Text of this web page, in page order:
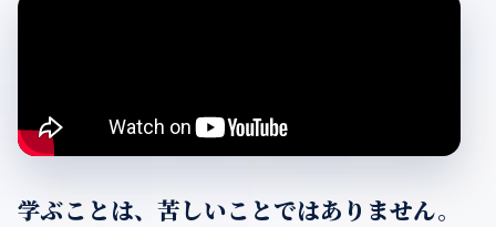
学ぶことは、苦しいことではありません。